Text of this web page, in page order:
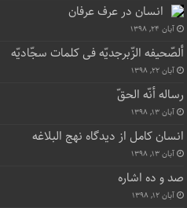
انسان در عرف عرفان
آبان ۲۴, ۱۳۹۸
ألصّحیفه الزّبرجدیّه فی کلمات سجّادیّه
آبان ۲۲, ۱۳۹۸
رساله أنّه الحقّ
آبان ۱۳, ۱۳۹۸
انسان کامل از دیدگاه نهج البلاغه
آبان ۱۳, ۱۳۹۸
صد و ده اشاره
آبان ۱۲, ۱۳۹۸